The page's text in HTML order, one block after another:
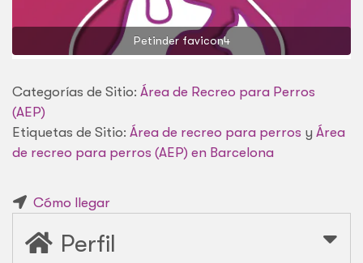
Petinder favicon4
Categorías de Sitio: Área de Recreo para Perros
(AEP)
Etiquetas de Sitio: Área de recreo para perros y Área
de recreo para perros (AEP) en Barcelona
Cómo llegar
Perfil